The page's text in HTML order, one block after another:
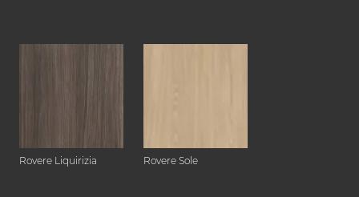
Rovere Liquirizia Rovere Sole